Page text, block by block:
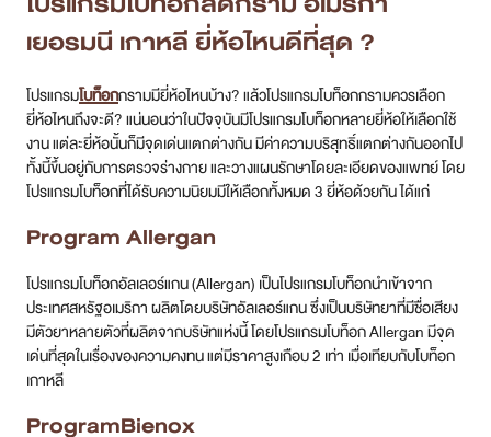
เยอรมนี เกาหลี ยี่ห้อไหนดีที่สุด ?
โปรแกรมโบท็อกกรามมียี่ห้อไหนบ้าง? แล้วโปรแกรมโบท็อกกรามควรเลือก
ยี่ห้อไหนถึงจะดี? แน่นอนว่าในปัจจุบันมีโปรแกรมโบท็อกหลายยี่ห้อให้เลือกใช้
งาน แต่ละยี่ห้อนั้นก็มีจุดเด่นแตกต่างกัน มีค่าความบริสุทธิ์แตกต่างกันออกไป
ทั้งนี้ขึ้นอยู่กับการตรวจร่างกาย และวางแผนรักษาโดยละเอียดของแพทย์ โดย
โปรแกรมโบท็อกที่ได้รับความนิยมมีให้เลือกทั้งหมด 3 ยี่ห้อด้วยกัน ได้แก่
Program Allergan
โปรแกรมโบท็อกอัลเลอร์แกน (Allergan) เป็นโปรแกรมโบท็อกนำเข้าจาก
ประเทศสหรัฐอเมริกา ผลิตโดยบริษัทอัลเลอร์แกน ซึ่งเป็นบริษัทยาที่มีชื่อเสียง
มีตัวยาหลายตัวที่ผลิตจากบริษัทแห่งนี้ โดยโปรแกรมโบท็อก Allergan มีจุด
เด่นที่สุดในเรื่องของความคงทน แต่มีราคาสูงเกือบ 2 เท่า เมื่อเทียบกับโบท็อก
เกาหลี
ProgramBienox